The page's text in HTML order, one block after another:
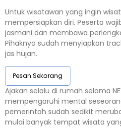
Untuk wisatawan yang ingin
mempersiapkan diri. Peserta
jasmani dan membawa
Pihaknya sudah menyiapkan
jas hujan.
Pesan Sekarang
Ajakan selalu di rumah selama
mempengaruhi mental
pemerintah sudah sedikit
mulai banyak tempat wisata